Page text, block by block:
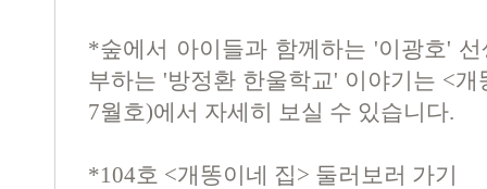
*숲에서 아이들과 함께하는 '이광호'
부하는 '방정환 한울학교' 이야기는 <개
7월호)에서 자세히 보실 수 있습니다.
*104호 <개똥이네 집> 둘러보러 가기